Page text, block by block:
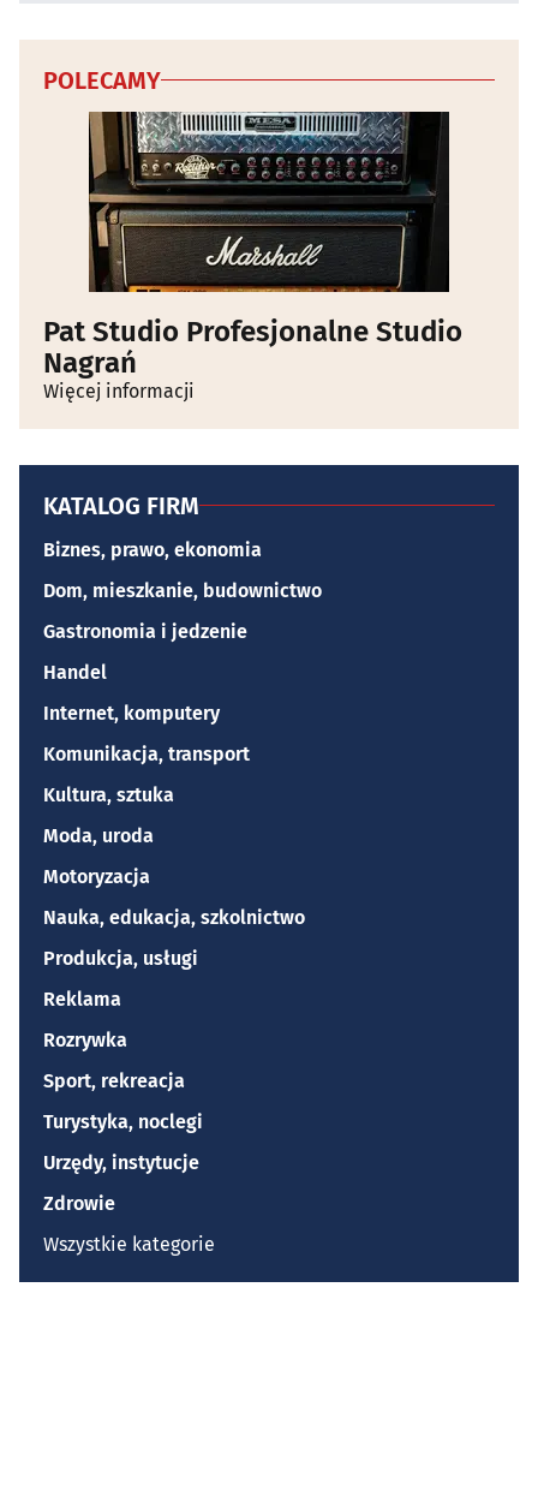
POLECAMY
Pat Studio Profesjonalne Studio
Nagrań
Więcej informacji
KATALOG FIRM
Biznes, prawo, ekonomia
Dom, mieszkanie, budownictwo
Gastronomia i jedzenie
Handel
Internet, komputery
Komunikacja, transport
Kultura, sztuka
Moda, uroda
Motoryzacja
Nauka, edukacja, szkolnictwo
Produkcja, usługi
Reklama
Rozrywka
Sport, rekreacja
Turystyka, noclegi
Urzędy, instytucje
Zdrowie
Wszystkie kategorie